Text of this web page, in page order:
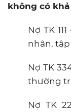
không có
Nợ TK
nhân,
Nợ TK
thường
Nợ TK